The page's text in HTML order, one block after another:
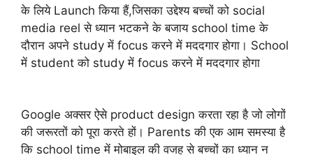
के लिये Launch किया हैं,जिसका उद्देश्य बच्चों को social
media reel से ध्यान भटकने के बजाय school time के
दौरान अपने study में focus करने में मददगार होगा। School
में student को study में focus करने में मददगार होगा
Google अक्सर ऐसे product design करता रहा है जो लोगों
की जरूरतों को पूरा करते हों। Parents की एक आम समस्या है
कि school time में मोबाइल की वजह से बच्चों का ध्यान न